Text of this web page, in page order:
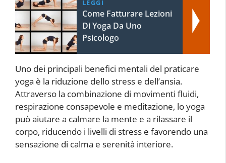
LEGGI
Come Fatturare Lezioni
Di Yoga Da Uno
Psicologo
Uno dei principali benefici mentali del praticare
yoga è la riduzione dello stress e dell’ansia.
Attraverso la combinazione di movimenti fluidi,
respirazione consapevole e meditazione, lo yoga
può aiutare a calmare la mente e a rilassare il
corpo, riducendo i livelli di stress e favorendo una
sensazione di calma e serenità interiore.